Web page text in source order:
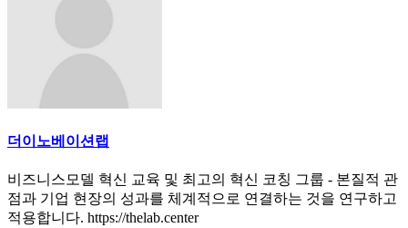
더이노베이션랩
비즈니스모델 혁신 교육 및 최고의 혁신 코칭 그룹 - 본질적 관
점과 기업 현장의 성과를 체계적으로 연결하는 것을 연구하고
적용합니다. https://thelab.center